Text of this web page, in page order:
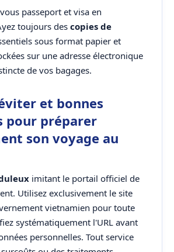
passeport et visa en
toujours des copies de
sous format papier et
sur une adresse électronique
de vos bagages.
et bonnes
pour préparer
son voyage au
imitant le portail officiel de
Utilisez exclusivement le site
vietnamien pour toute
systématiquement l'URL avant
personnelles. Tout service